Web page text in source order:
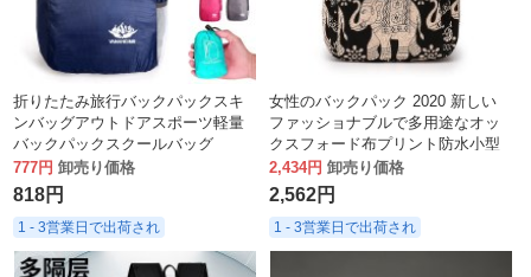
折りたたみ旅行バックパックスキ
ンバッグアウトドアスポーツ軽量
バックパックスクールバッグ
777円 卸売り価格
818円
1 - 3営業日で出荷され
女性のバックパック 2020 新しい
ファッショナブルで多用途なオッ
クスフォード布プリント防水小型
バックパック
2,434円 卸売り価格
2,562円
1 - 3営業日で出荷され